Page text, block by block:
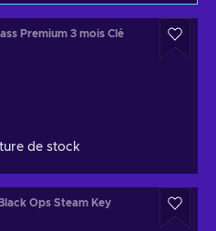
Premium 3 mois Clé
de stock
Ops Steam Key